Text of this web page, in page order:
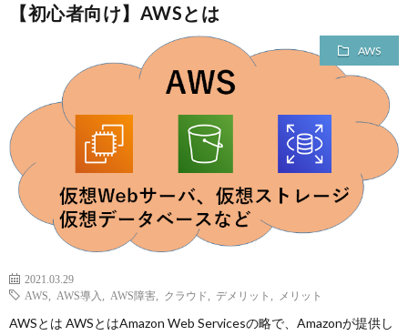
【初心者向け】AWSとは
AWS
2021.03.29
AWS
AWS導入 AWS障害 クラウド デメリット メリット
AWSとは AWSとはAmazon Web Servicesの略で、Amazonが提供し